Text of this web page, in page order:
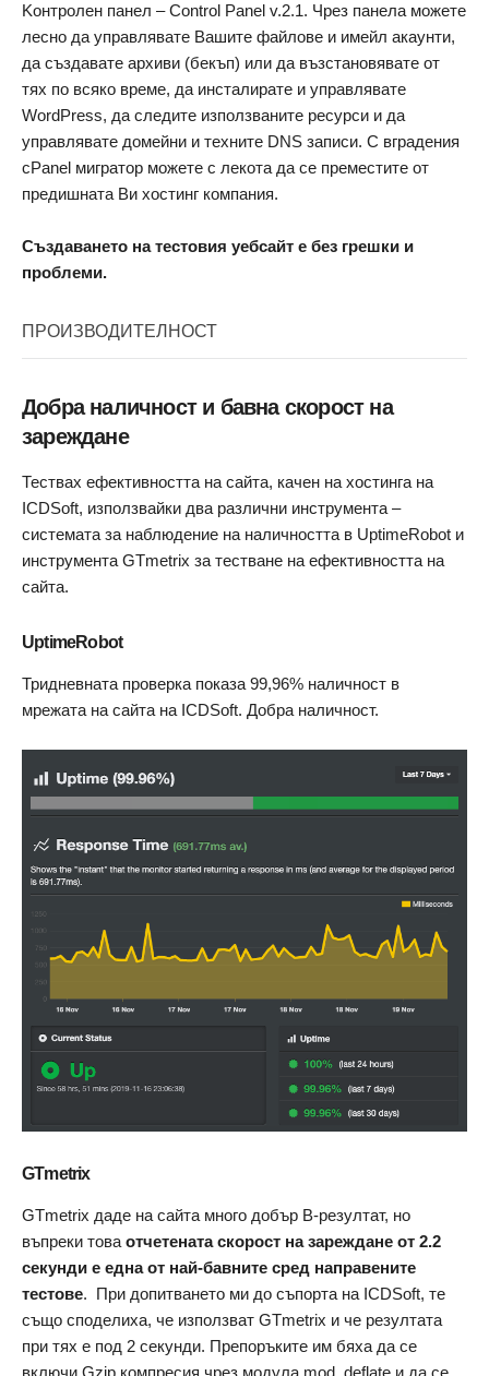
Kонтролен панел – Control Panel v.2.1. Чрез панела можете
лесно да управлявате Вашите файлове и имейл акаунти,
да създавате архиви (бекъп) или да възстановявате от
тях по всяко време, да инсталирате и управлявате
WordPress, да следите използваните ресурси и да
управлявате домейни и техните DNS записи. С вградения
cPanel мигратор можете с лекота да се преместите от
предишната Ви хостинг компания.
Създаването на тестовия уебсайт е без грешки и
проблеми.
ПРОИЗВОДИТЕЛНОСТ
Добра наличност и бавна скорост на
зареждане
Тествах ефективността на сайта, качен на хостинга на
ICDSoft, използвайки два различни инструмента –
системата за наблюдение на наличността в UptimeRobot и
инструмента GTmetrix за тестване на ефективността на
сайта.
UptimeRobot
Тридневната проверка показа 99,96% наличност в
мрежата на сайта на ICDSoft. Добра наличност.
GTmetrix
GTmetrix даде на сайта много добър B-резултат, но
въпреки това отчетената скорост на зареждане от 2.2
секунди е една от най-бавните сред направените
тестове. При допитването ми до съпорта на ICDSoft, те
също споделиха, че използват GTmetrix и че резултата
при тях е под 2 секунди. Препоръките им бяха да се
включи Gzip компресия чрез модула mod_deflate и да се